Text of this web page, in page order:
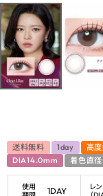
送料無料 1day 高
DIA14.0mm
着色直
使用
1DAY
レ